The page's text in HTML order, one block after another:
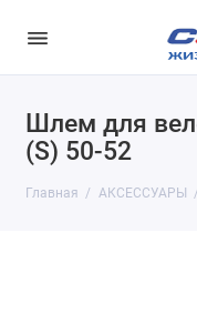
Шлем для
(S) 50-52
Главная АКСЕССУАРЫ